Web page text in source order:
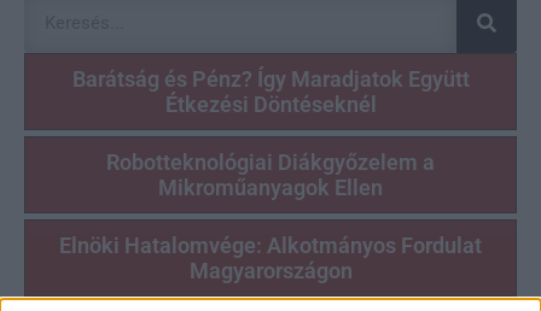
Barátság és Pénz? Így Maradjatok Együtt
Étkezési Döntéseknél
Robotteknológiai Diákgyőzelem a
Mikroműanyagok Ellen
Elnöki Hatalomvége: Alkotmányos Fordulat
Magyarországon